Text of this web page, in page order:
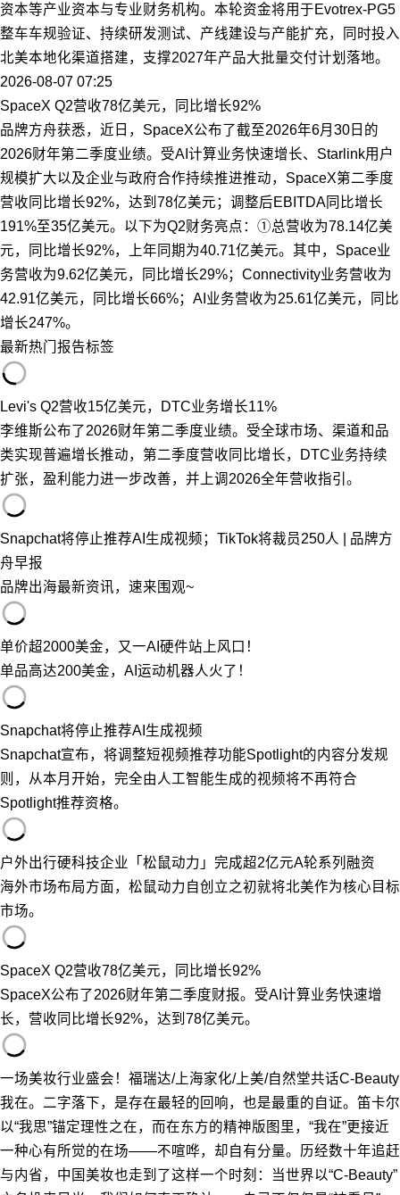
资本等产业资本与专业财务机构。本轮资金将用于Evotrex-PG5
整车车规验证、持续研发测试、产线建设与产能扩充，同时投入
北美本地化渠道搭建，支撑2027年产品大批量交付计划落地。
2026-08-07 07:25
SpaceX Q2营收78亿美元，同比增长92%
品牌方舟获悉，近日，SpaceX公布了截至2026年6月30日的
2026财年第二季度业绩。受AI计算业务快速增长、Starlink用户
规模扩大以及企业与政府合作持续推进推动，SpaceX第二季度
营收同比增长92%，达到78亿美元；调整后EBITDA同比增长
191%至35亿美元。以下为Q2财务亮点：①总营收为78.14亿美
元，同比增长92%，上年同期为40.71亿美元。其中，Space业
务营收为9.62亿美元，同比增长29%；Connectivity业务营收为
42.91亿美元，同比增长66%；AI业务营收为25.61亿美元，同比
增长247%。
最新热门 报告标签
Levi's Q2营收15亿美元，DTC业务增长11%
李维斯公布了2026财年第二季度业绩。受全球市场、渠道和品
类实现普遍增长推动，第二季度营收同比增长，DTC业务持续
扩张，盈利能力进一步改善，并上调2026全年营收指引。
Snapchat将停止推荐AI生成视频；TikTok将裁员250人 | 品牌方
舟早报
品牌出海最新资讯，速来围观~
单价超2000美金，又一AI硬件站上风口！
单品高达200美金，AI运动机器人火了！
Snapchat将停止推荐AI生成视频
Snapchat宣布，将调整短视频推荐功能Spotlight的内容分发规
则，从本月开始，完全由人工智能生成的视频将不再符合
Spotlight推荐资格。
户外出行硬科技企业「松鼠动力」完成超2亿元A轮系列融资
海外市场布局方面，松鼠动力自创立之初就将北美作为核心目标
市场。
SpaceX Q2营收78亿美元，同比增长92%
SpaceX公布了2026财年第二季度财报。受AI计算业务快速增
长，营收同比增长92%，达到78亿美元。
一场美妆行业盛会！福瑞达/上海家化/上美/自然堂共话C-Beauty
我在。二字落下，是存在最轻的回响，也是最重的自证。笛卡尔
以“我思”锚定理性之在，而在东方的精神版图里，“我在”更接近
一种心有所觉的在场——不喧哗，却自有分量。历经数十年追赶
与内省，中国美妆也走到了这样一个时刻：当世界以“C-Beauty”